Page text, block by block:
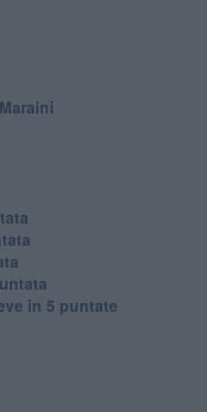
in 5 puntate